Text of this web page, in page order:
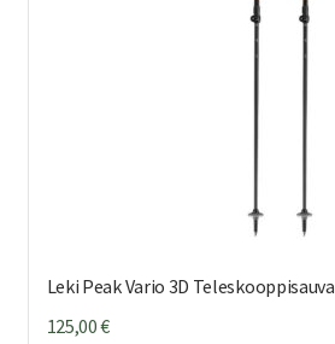
Leki Peak Vario 3D Teleskooppisauva
125,00€